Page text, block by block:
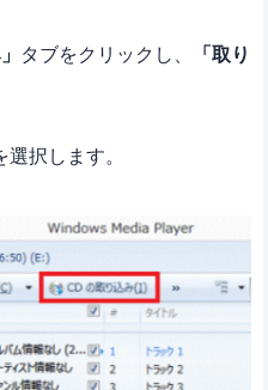
タブをクリックし、
「取り
選択します。